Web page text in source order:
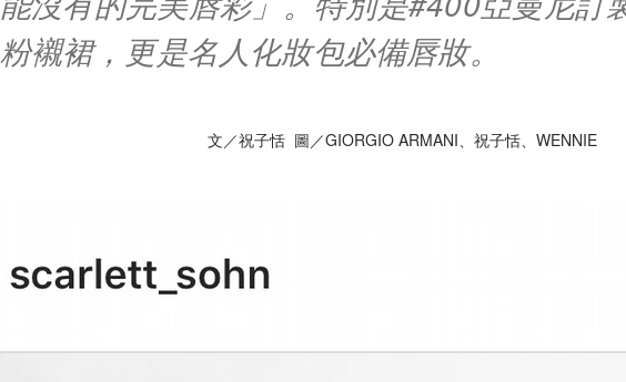
粉襯裙，更是名人化妝包必備唇妝。
文／祝子恬 圖／GIORGIO ARMANI、祝子恬、WENNIE